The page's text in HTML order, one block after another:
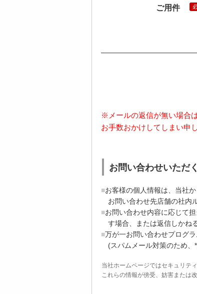
ご用件
※メールの返信が無い場合
お手数おかけしてしまい申
お問い合わせいただ
お客様の個人情報は、当社
お問い合わせ先店舗の社内
お問い合わせ内容に応じて
す場合、または返信しかね
万が一お問い合わせプログ
(スパムメール対策のため
当社ホームページではセキュリテ
これらの情報が傍受、妨害または